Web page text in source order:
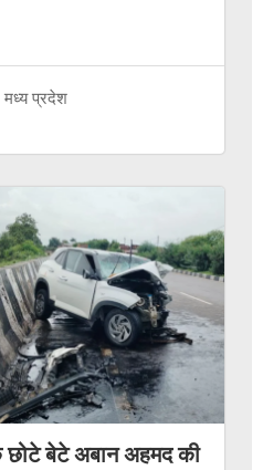
मध्य प्रदेश
बेटे अबान अहमद की